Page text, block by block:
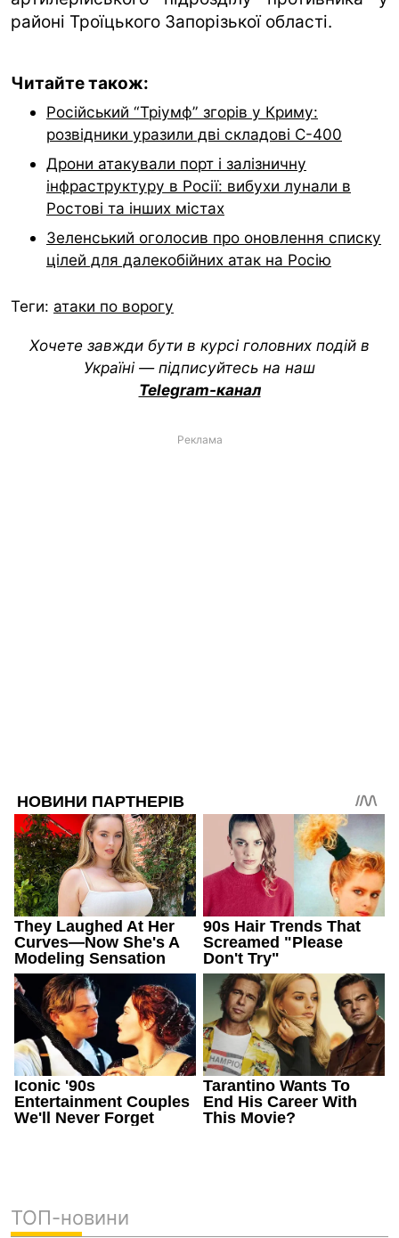
районі Троїцького Запорізької області.
Читайте також:
Російський “Тріумф” згорів у Криму:
розвідники уразили дві складові С-400
Дрони атакували порт і залізничну
інфраструктуру в Росії: вибухи лунали в
Ростові та інших містах
Зеленський оголосив про оновлення списку
цілей для далекобійних атак на Росію
Теги: атаки по ворогу
Хочете завжди бути в курсі головних подій в
Україні — підписуйтесь на наш
Telegram-канал
Реклама
ТОП-новини